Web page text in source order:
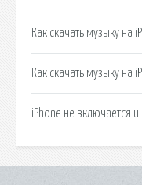
Как скачать музыку на
Как скачать музыку на
iPhone не включается и